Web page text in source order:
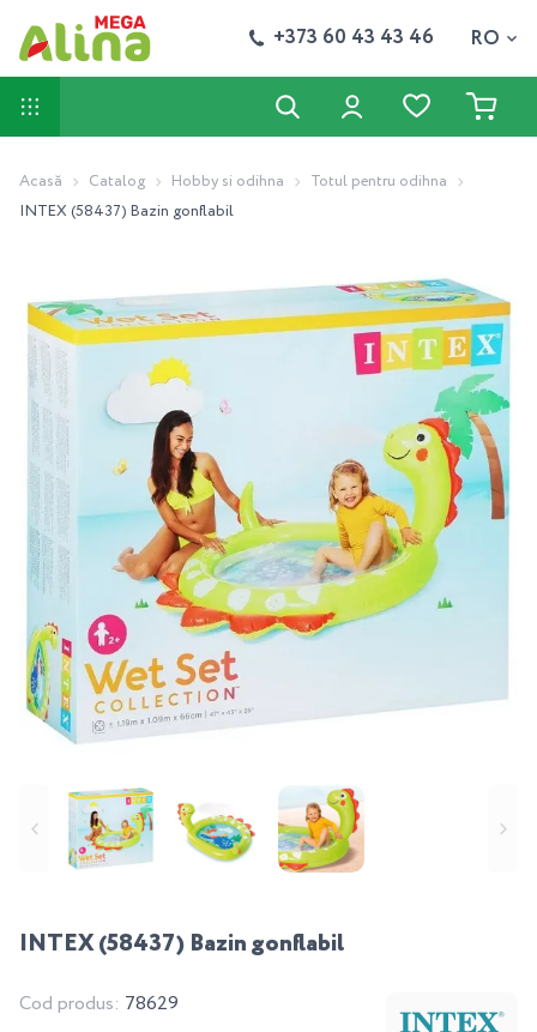
+373 60 43 43 46 RO
Acasă Catalog Hobby si odihna
Totul pentru odihna
INTEX (58437) Bazin gonflabil
INTEX (58437) Bazin gonflabil
Cod produs: 78629